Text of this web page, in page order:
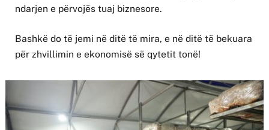
ndarjen e përvojës tuaj biznesore.
Bashkë do të jemi në ditë të mira, e në ditë të bekuara
për zhvillimin e ekonomisë së qytetit tonë!